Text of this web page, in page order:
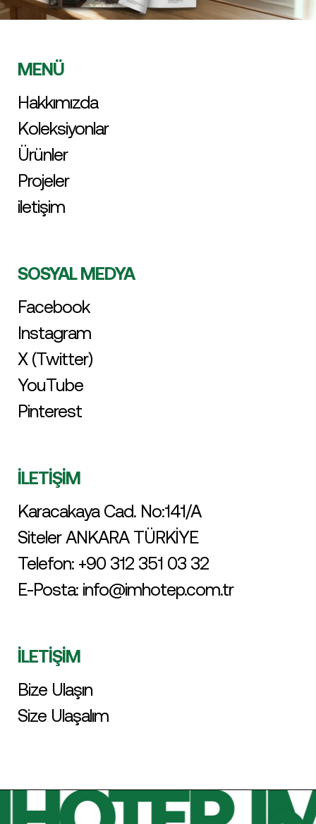
MENÜ
Hakkımızda
Koleksiyonlar
Ürünler
Projeler
iletişim
SOSYAL MEDYA
Facebook
Instagram
X (Twitter)
YouTube
Pinterest
İLETİŞİM
Karacakaya Cad. No:141/A
Siteler ANKARA TÜRKİYE
Telefon: +90 312 351 03 32
E-Posta: info@imhotep.com.tr
İLETİŞİM
Bize Ulaşın
Size Ulaşalım